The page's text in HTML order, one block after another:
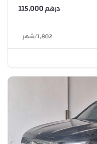
درهم 115,000
1,802
/شهر